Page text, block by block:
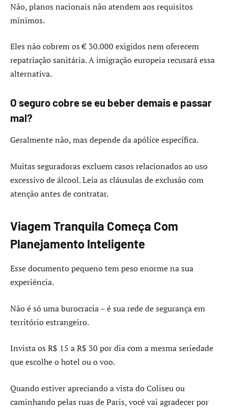
Não, planos nacionais não atendem aos requisitos
mínimos.
Eles não cobrem os € 30.000 exigidos nem oferecem
repatriação sanitária. A imigração europeia recusará essa
alternativa.
O seguro cobre se eu beber demais e passar
mal?
Geralmente não, mas depende da apólice específica.
Muitas seguradoras excluem casos relacionados ao uso
excessivo de álcool. Leia as cláusulas de exclusão com
atenção antes de contratar.
Viagem Tranquila Começa Com
Planejamento Inteligente
Esse documento pequeno tem peso enorme na sua
experiência.
Não é só uma burocracia – é sua rede de segurança em
território estrangeiro.
Invista os R$ 15 a R$ 30 por dia com a mesma seriedade
que escolhe o hotel ou o voo.
Quando estiver apreciando a vista do Coliseu ou
caminhando pelas ruas de Paris, você vai agradecer por